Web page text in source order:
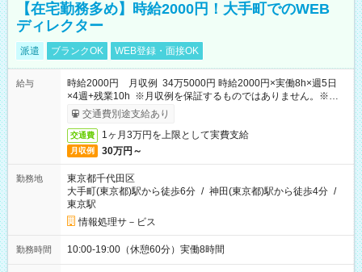
【在宅勤務多め】時給2000円！大手町でのWEB
ディレクター
派遣 ブランクOK WEB登録・面接OK
給与
時給2000円 月収例 34万5000円 時給2000円×実働8h×週5日
×4週+残業10h ※月収例を保証するものではありません。※給与
即受取りサービス利用可（利用条件有）
交通費別途支給あり
交通費 1ヶ月3万円を上限として実費支給
月収例 30万円～
勤務地
東京都千代田区
大手町(東京都)駅から徒歩6分 / 神田(東京都)駅から徒歩4分 /
東京駅
情報処理サ－ビス
勤務時間 10:00-19:00（休憩60分）実働8時間